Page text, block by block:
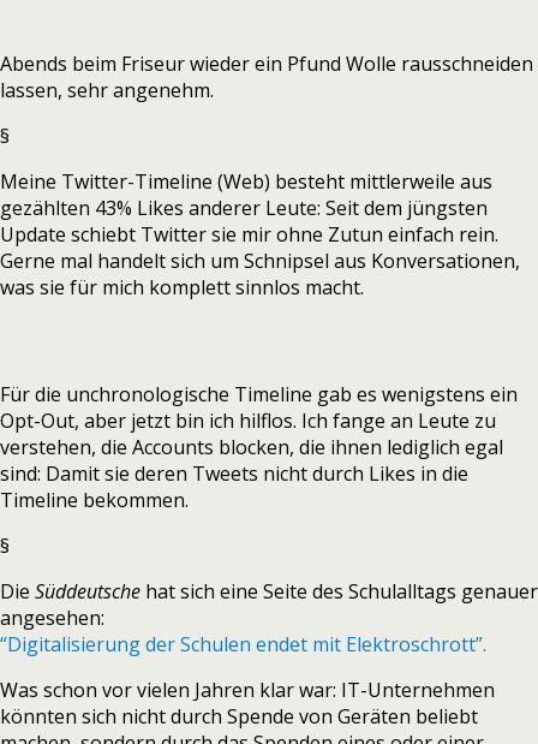
Abends beim Friseur wieder ein Pfund Wolle rausschneiden
lassen, sehr angenehm.
§
Meine Twitter-Timeline (Web) besteht mittlerweile aus
gezählten 43% Likes anderer Leute: Seit dem jüngsten
Update schiebt Twitter sie mir ohne Zutun einfach rein.
Gerne mal handelt sich um Schnipsel aus Konversationen,
was sie für mich komplett sinnlos macht.
Für die unchronologische Timeline gab es wenigstens ein
Opt-Out, aber jetzt bin ich hilflos. Ich fange an Leute zu
verstehen, die Accounts blocken, die ihnen lediglich egal
sind: Damit sie deren Tweets nicht durch Likes in die
Timeline bekommen.
§
Die Süddeutsche hat sich eine Seite des Schulalltags genauer
angesehen:
“Digitalisierung der Schulen endet mit Elektroschrott”.
Was schon vor vielen Jahren klar war: IT-Unternehmen
könnten sich nicht durch Spende von Geräten beliebt